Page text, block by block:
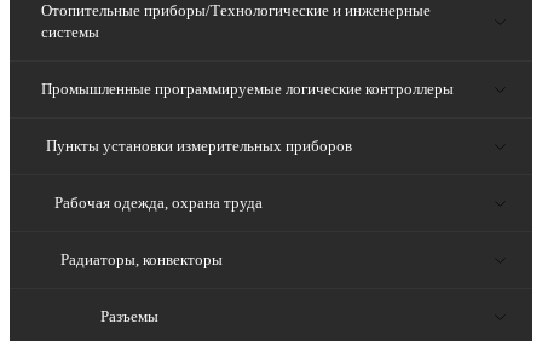
Отопительные приборы/Технологические и инженерные
системы
Промышленные программируемые логические контроллеры
Пункты установки измерительных приборов
Рабочая одежда, охрана труда
Радиаторы, конвекторы
Разъемы